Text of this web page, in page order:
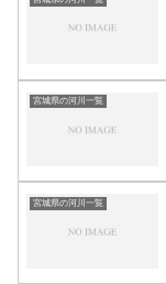
宮城県の河川一覧
宮城県の河川一覧